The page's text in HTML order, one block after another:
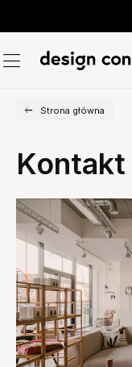
Strona główna
Kontakt